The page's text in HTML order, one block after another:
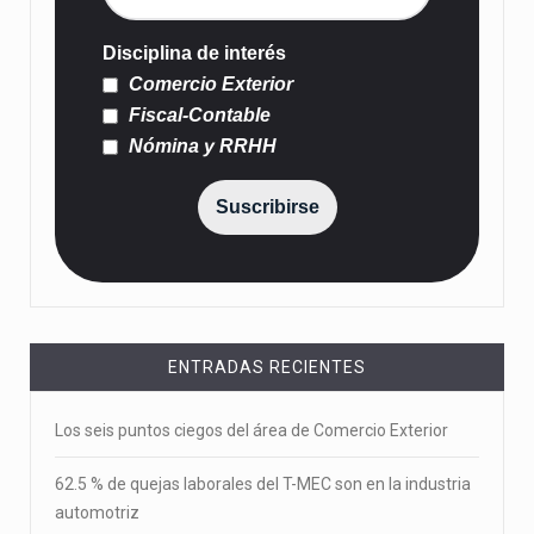
Disciplina de interés
Comercio Exterior
Fiscal-Contable
Nómina y RRHH
Suscribirse
ENTRADAS RECIENTES
Los seis puntos ciegos del área de Comercio Exterior
62.5 % de quejas laborales del T-MEC son en la industria
automotriz